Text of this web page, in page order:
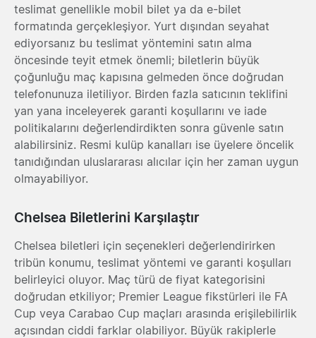
teslimat genellikle mobil bilet ya da e-bilet
formatında gerçekleşiyor. Yurt dışından seyahat
ediyorsanız bu teslimat yöntemini satın alma
öncesinde teyit etmek önemli; biletlerin büyük
çoğunluğu maç kapısına gelmeden önce doğrudan
telefonunuza iletiliyor. Birden fazla satıcının teklifini
yan yana inceleyerek garanti koşullarını ve iade
politikalarını değerlendirdikten sonra güvenle satın
alabilirsiniz. Resmi kulüp kanalları ise üyelere öncelik
tanıdığından uluslararası alıcılar için her zaman uygun
olmayabiliyor.
Chelsea Biletlerini Karşılaştır
Chelsea biletleri için seçenekleri değerlendirirken
tribün konumu, teslimat yöntemi ve garanti koşulları
belirleyici oluyor. Maç türü de fiyat kategorisini
doğrudan etkiliyor; Premier League fikstürleri ile FA
Cup veya Carabao Cup maçları arasında erişilebilirlik
açısından ciddi farklar olabiliyor. Büyük rakiplerle